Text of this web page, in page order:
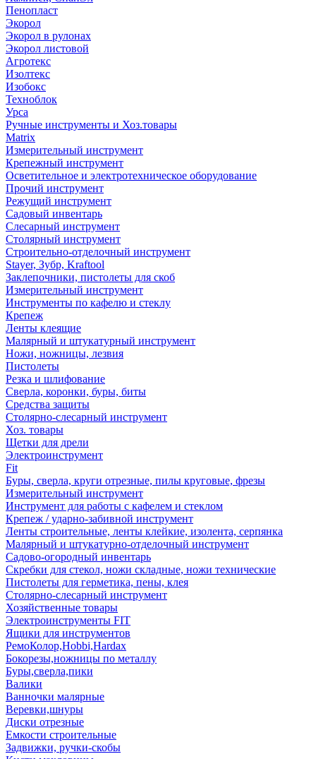
Пенопласт
Экорол
Экорол в рулонах
Экорол листовой
Агротекс
Изолтекс
Изобокс
Техноблок
Урса
Ручные инструменты и Хоз.товары
Matrix
Измерительный инструмент
Крепежный инструмент
Осветительное и электротехническое оборудование
Прочий инструмент
Режущий инструмент
Садовый инвентарь
Слесарный инструмент
Столярный инструмент
Строительно-отделочный инструмент
Stayer, Зубр, Kraftool
Заклепочники, пистолеты для скоб
Измерительный инструмент
Инструменты по кафелю и стеклу
Крепеж
Ленты клеящие
Малярный и штукатурный инструмент
Ножи, ножницы, лезвия
Пистолеты
Резка и шлифование
Сверла, коронки, буры, биты
Средства защиты
Столярно-слесарный инструмент
Хоз. товары
Щетки для дрели
Электроинструмент
Fit
Буры, сверла, круги отрезные, пилы круговые, фрезы
Измерительный инструмент
Инструмент для работы с кафелем и стеклом
Крепеж / ударно-забивной инструмент
Ленты строительные, ленты клейкие, изолента, серпянка
Малярный и штукатурно-отделочный инструмент
Садово-огородный инвентарь
Скребки для стекол, ножи складные, ножи технические
Пистолеты для герметика, пены, клея
Столярно-слесарный инструмент
Хозяйственные товары
Электроинструменты FIT
Ящики для инструментов
РемоКолор,Hobbi,Hardax
Бокорезы,ножницы по металлу
Буры,сверла,пики
Валики
Ванночки малярные
Веревки,шнуры
Диски отрезные
Емкости строительные
Задвижки, ручки-скобы